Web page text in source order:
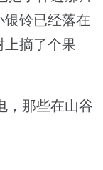
银铃已经落在
上摘了个果
那些在山谷